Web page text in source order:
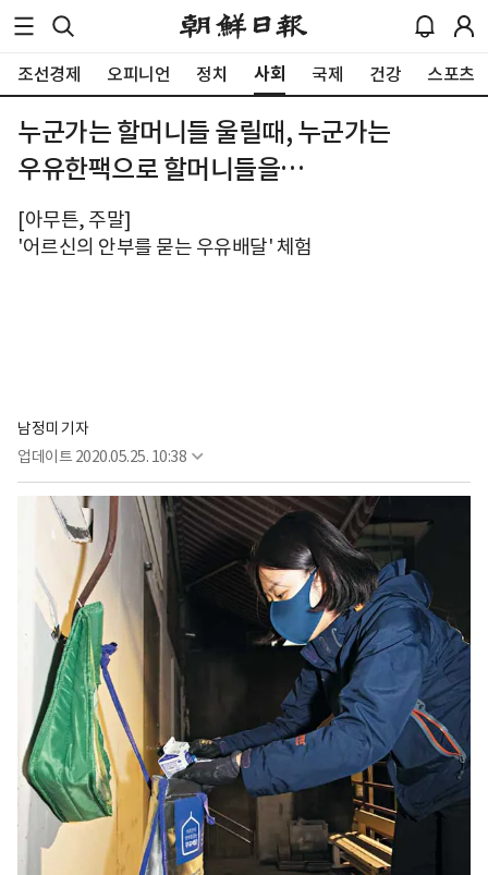
조선경제 오피니언 정치 사회 국제 건강 스포츠
누군가는 할머니들 울릴때, 누군가는
우유한팩으로 할머니들을…
[아무튼, 주말]
'어르신의 안부를 묻는 우유배달' 체험
남정미 기자
업데이트 2020.05.25. 10:38